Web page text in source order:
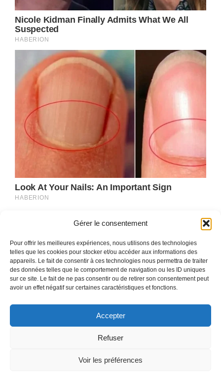
Gérer le consentement
Pour offrir les meilleures expériences, nous utilisons des technologies
telles que les cookies pour stocker et/ou accéder aux informations des
appareils. Le fait de consentir à ces technologies nous permettra de traiter
des données telles que le comportement de navigation ou les ID uniques
sur ce site. Le fait de ne pas consentir ou de retirer son consentement peut
avoir un effet négatif sur certaines caractéristiques et fonctions.
Accepter
Refuser
Voir les préférences